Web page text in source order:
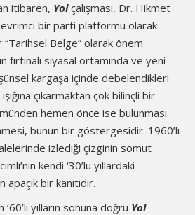
itibaren, Yolçalışması, Dr. Hikmet
devrimci bir parti platformu olarak
“Tarihsel Belge” olarak önem
fırtınalı siyasal ortamında ve yeni
kargaşa içinde debelendikleri
çıkarmaktan çok bilinçli bir
hemen önce ise bulunması
bunun bir göstergesidir. 1960’lı
izlediği çizginin somut
kendi ‘30’lu yıllardaki
bir kanıtıdır.
‘60’lı yılların sonuna doğru Yol